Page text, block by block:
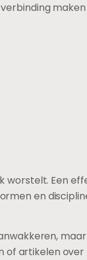
worstelt. Een
en
of artikelen over